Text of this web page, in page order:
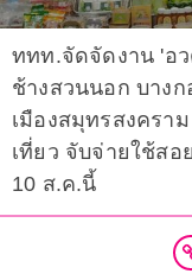
ททท.จัดจัดงาน 'อว
ช้างสวนนอก บาง
เมืองสมุทรสงครา
เที่ยว จับจ่ายใช้สอ
10 ส.ค.นี้